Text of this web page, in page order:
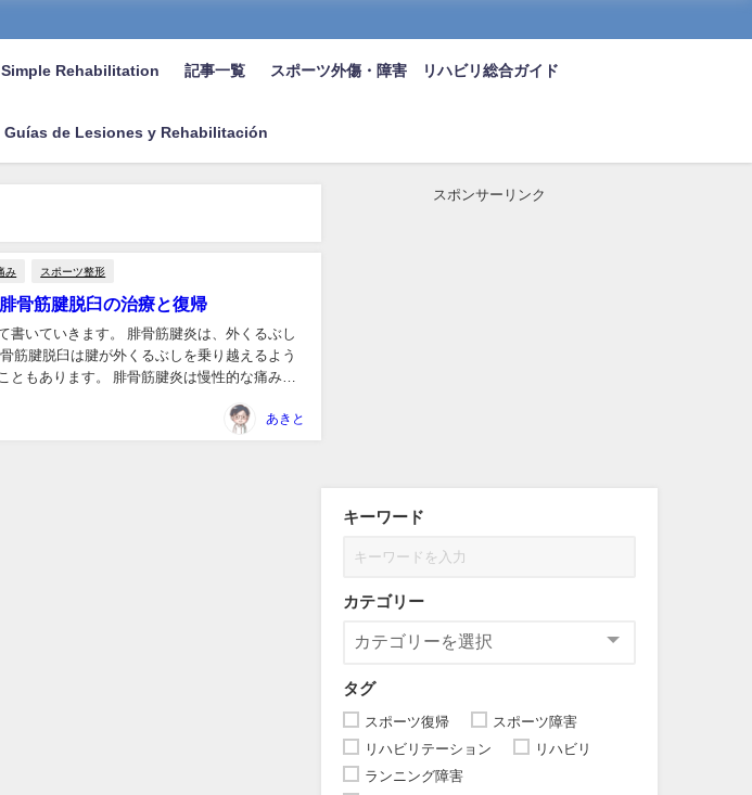
Simple Rehabilitation 記事一覧 スポーツ外傷・障害 リハビリ総合ガイド
Guías de Lesiones y Rehabilitación
み スポーツ整形
骨筋腱脱臼の治療と復帰
書いていきます。 腓骨筋腱炎は、外くるぶし
筋腱脱臼は腱が外くるぶしを乗り越えるよう
もあります。 腓骨筋腱炎は慢性的な痛みが
あきと
スポンサーリンク
キーワード
カテゴリー
タグ
スポーツ復帰
スポーツ障害
リハビリテーション
リハビリ
ランニング障害